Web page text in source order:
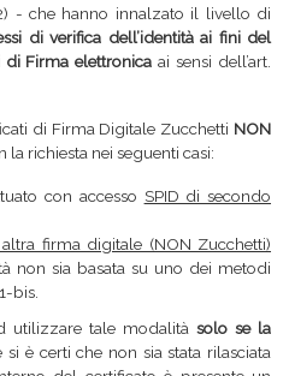
- che hanno innalzato il livello di
di verifica dell’identità ai fini del
di Firma elettronica ai sensi dell’art.
di Firma Digitale Zucchetti NON
la richiesta nei seguenti casi:
con accesso SPID di secondo
firma digitale (NON Zucchetti)
non sia basata su uno dei metodi
bis.
utilizzare tale modalità solo se la
si è certi che non sia stata rilasciata